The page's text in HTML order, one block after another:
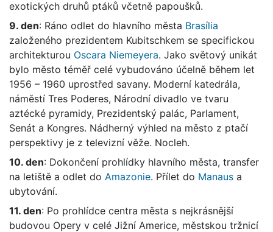
exotických druhů ptáků včetně papoušků.
9. den: Ráno odlet do hlavního města Brasília
založeného prezidentem Kubitschkem se specifickou
architekturou Oscara Niemeyera. Jako světový unikát
bylo město téměř celé vybudováno účelně během let
1956 – 1960 uprostřed savany. Moderní katedrála,
náměstí Tres Poderes, Národní divadlo ve tvaru
aztécké pyramidy, Prezidentský palác, Parlament,
Senát a Kongres. Nádherný výhled na město z ptačí
perspektivy je z televizní věže. Nocleh.
10. den: Dokončení prohlídky hlavního města, transfer
na letiště a odlet do Amazonie. Přílet do Manaus a
ubytování.
11. den: Po prohlídce centra města s nejkrásnější
budovou Opery v celé Jižní Americe, městskou tržnicí